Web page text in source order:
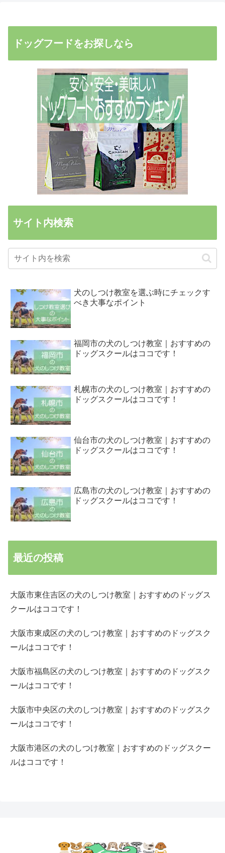
ドッグフードをお探しなら
サイト内検索
犬のしつけ教室を選ぶ時にチェックす
べき大事なポイント
福岡市の犬のしつけ教室｜おすすめの
ドッグスクールはココです！
札幌市の犬のしつけ教室｜おすすめの
ドッグスクールはココです！
仙台市の犬のしつけ教室｜おすすめの
ドッグスクールはココです！
広島市の犬のしつけ教室｜おすすめの
ドッグスクールはココです！
最近の投稿
大阪市東住吉区の犬のしつけ教室｜おすすめのドッグス
クールはココです！
大阪市東成区の犬のしつけ教室｜おすすめのドッグスク
ールはココです！
大阪市福島区の犬のしつけ教室｜おすすめのドッグスク
ールはココです！
大阪市中央区の犬のしつけ教室｜おすすめのドッグスク
ールはココです！
大阪市港区の犬のしつけ教室｜おすすめのドッグスクー
ルはココです！